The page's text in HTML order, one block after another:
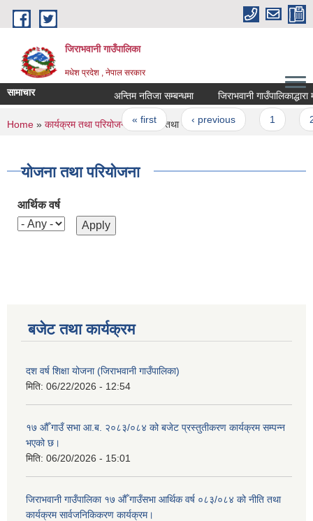
Skip to main content
जिराभवानी गाउँपालिका
मधेश प्रदेश , नेपाल सरकार
सामाचार अन्तिम नतिजा सम्बन्धमा जिराभवानी
Pages
« first ‹ previous
You are here
Home » कार्यक्रम तथा परियोजना » योजना तथा परियोजना
योजना तथा परियोजना
आर्थिक वर्ष
बजेट तथा कार्यक्रम
दश वर्ष शिक्षा योजना (जिराभवानी गाउँपालिका)
मिति: 06/22/2026 - 12:54
१७ औँ गाउँ सभा आ.ब. २०८३/०८४ को बजेट प्रस्तुतीकरण कार्यक्रम सम्पन्न
भएको छ।
मिति: 06/20/2026 - 15:01
जिराभवानी गाउँपालिका १७ औँ गाउँसभा आर्थिक वर्ष ०८३/०८४ को नीति तथा
कार्यक्रम सार्वजनिकिकरण कार्यक्रम।